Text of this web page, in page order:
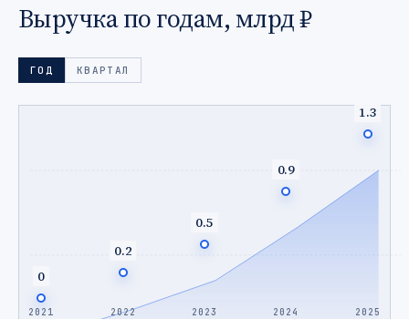
Выручка по годам, млрд ₽
ГОД КВАРТАЛ
0
0.2
0.5
0.9
1.3
2021 2022 2023 2024 2025